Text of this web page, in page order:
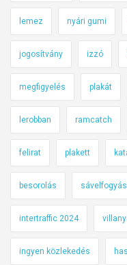
lemez nyári gumi
jogosítvány izzó
megfigyelés plakát
lerobban ramcatch
felirat plakett
besorolás sávelfogyás
intertraffic 2024
ingyen közlekedés